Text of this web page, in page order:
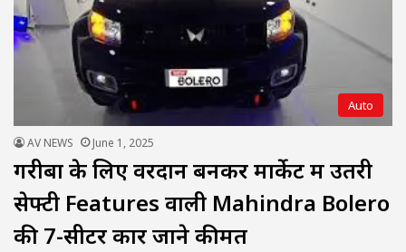
Auto
AV NEWS June 1, 2025
गरीबों के लिए वरदान बनकर मार्केट में उतरी
सेफ्टी Features वाली Mahindra Bolero
की 7-सीटर कार जाने कीमत